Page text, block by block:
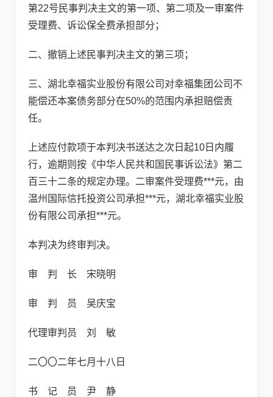
第22号民事判决主文的第一项、第二项及一审案件
受理费、诉讼保全费承担部分；
二、撤销上述民事判决主文的第三项；
三、湖北幸福实业股份有限公司对幸福集团公司不
能偿还本案债务部分在50%的范围内承担赔偿责
任。
上述应付款项于本判决书送达之次日起10日内履
行，逾期则按《中华人民共和国民事诉讼法》第二
百三十二条的规定办理。二审案件受理费***元，由
温州国际信托投资公司承担***元，湖北幸福实业股
份有限公司承担***元。
本判决为终审判决。
审 判 长 宋晓明
审 判 员 吴庆宝
代理审判员 刘 敏
二〇〇二年七月十八日
书 记 员 尹 静